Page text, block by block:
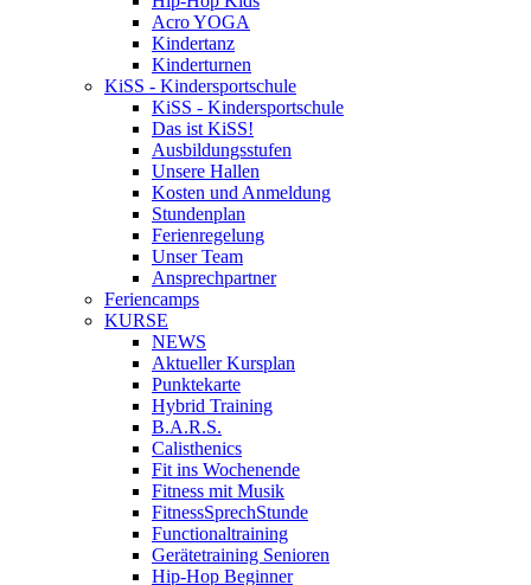
Acro YOGA
Kindertanz
Kinderturnen
KiSS - Kindersportschule
KiSS - Kindersportschule
Das ist KiSS!
Ausbildungsstufen
Unsere Hallen
Kosten und Anmeldung
Stundenplan
Ferienregelung
Unser Team
Ansprechpartner
Feriencamps
KURSE
NEWS
Aktueller Kursplan
Punktekarte
Hybrid Training
B.A.R.S.
Calisthenics
Fit ins Wochenende
Fitness mit Musik
FitnessSprechStunde
Functionaltraining
Gerätetraining Senioren
Hip-Hop Beginner